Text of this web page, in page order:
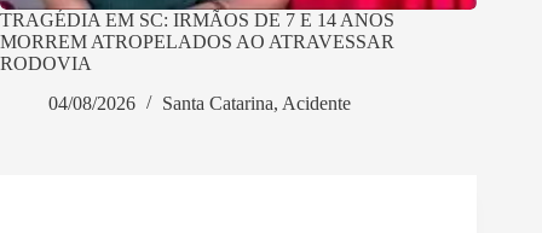
TRAGÉDIA EM SC: IRMÃOS DE 7 E 14 ANOS
MORREM ATROPELADOS AO ATRAVESSAR
RODOVIA
04/08/2026
Santa Catarina, Acidente